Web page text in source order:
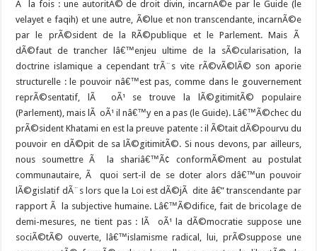
Ã la fois : une autoritÃ© de droit divin, incarnÃ©e par le Guide (le
velayet e faqih) et une autre, Ã©lue et non transcendante, incarnÃ©e
par le prÃ©sident de la RÃ©publique et le Parlement. Mais Ã
dÃ©faut de trancher lâ€™enjeu ultime de la sÃ©cularisation, la
doctrine islamique a cependant trÃ¨s vite rÃ©vÃ©lÃ© son aporie
structurelle : le pouvoir nâ€™est pas, comme dans le gouvernement
reprÃ©sentatif, lÃ oÃ¹ se trouve la lÃ©gitimitÃ© populaire
(Parlement), mais lÃ oÃ¹ il nâ€™y en a pas (le Guide). Lâ€™Ã©chec du
prÃ©sident Khatami en est la preuve patente : il Ã©tait dÃ©pourvu du
pouvoir en dÃ©pit de sa lÃ©gitimitÃ©. Si nous devons, par ailleurs,
nous soumettre Ã la shariâ€™Ã¢ conformÃ©ment au postulat
communautaire, Ã quoi sert-il de se doter alors dâ€™un pouvoir
lÃ©gislatif dÃ¨s lors que la Loi est dÃ©jÃ dite â€” transcendante par
rapport Ã la subjective humaine. Lâ€™Ã©difice, fait de bricolage de
demi-mesures, ne tient pas : lÃ oÃ¹ la dÃ©mocratie suppose une
sociÃ©tÃ© ouverte, lâ€™islamisme radical, lui, prÃ©suppose une